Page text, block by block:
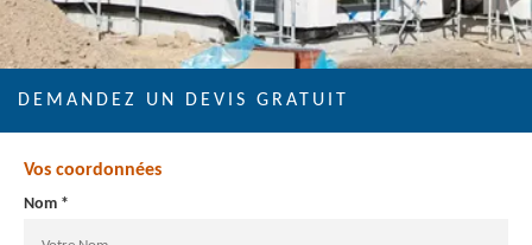
DEMANDEZ UN DEVIS GRATUIT
Vos coordonnées
Nom *